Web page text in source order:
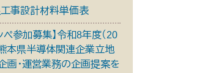
事設計材料単価表
ペ参加募集】令和8年度（20
本県半導体関連企業立地
画・運営業務の企画提案を